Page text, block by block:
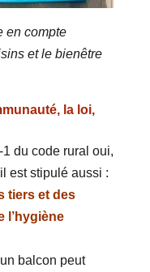
en compte
et le bienêtre
la loi,
1 du code rural oui,
est stipulé aussi :
tiers et des
l’hygiène
balcon peut